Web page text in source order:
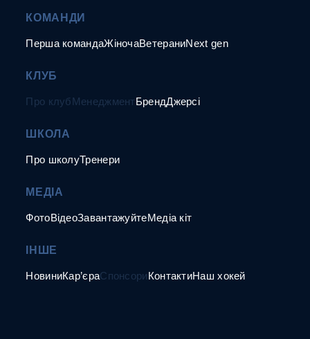
КОМАНДИ
Перша командаЖіночаВетераниNext gen
КЛУБ
Про клубМенеджментБрендДжерсі
ШКОЛА
Про школуТренери
МЕДІА
ФотоВідеоЗавантажуйтеМедіа кіт
ІНШЕ
НовиниКар’єраСпонсориКонтактиНаш хокей